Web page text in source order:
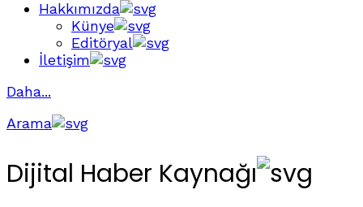
Hakkımızda
Künye
Editöryal
İletişim
Daha...
Arama
Dijital Haber Kaynağı